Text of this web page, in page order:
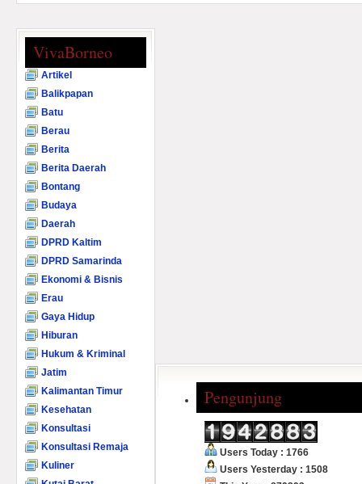
VivaBorneo
Artikel
Balikpapan
Batu
Berau
Berita
Berita Daerah
Bontang
Budaya
Daerah
DPRD Kaltim
DPRD Samarinda
Ekonomi & Bisnis
Erau
Gaya Hidup
Hiburan
Hukum & Kriminal
Jatim
Kalimantan Timur
Kesehatan
Konsultasi
Konsultasi Remaja
Kuliner
Pengunjung
Users Today : 1766
Users Yesterday : 1508